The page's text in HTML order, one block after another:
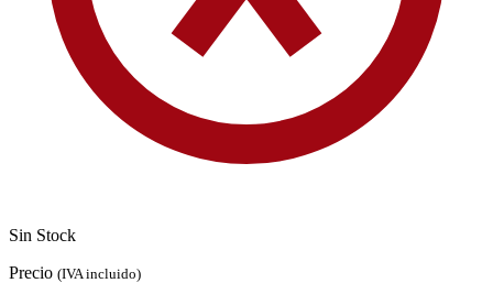
Sin Stock
Precio (IVA incluido)